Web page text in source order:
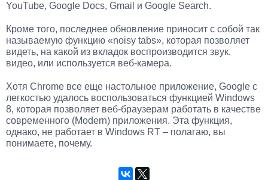
YouTube, Google Docs, Gmail и Google Search.
Кроме того, последнее обновление приносит с собой так
называемую функцию «noisy tabs», которая позволяет
видеть, на какой из вкладок воспроизводится звук,
видео, или используется веб-камера.
Хотя Chrome все еще настольное приложение, Google с
легкостью удалось воспользоваться функцией Windows
8, которая позволяет веб-браузерам работать в качестве
современного (Modern) приложения. Эта функция,
однако, не работает в Windows RT – полагаю, вы
понимаете, почему.